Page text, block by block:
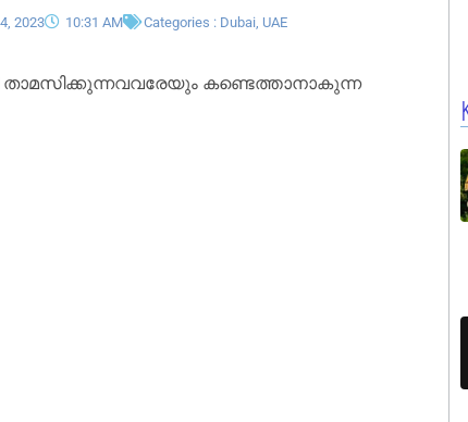
2023 10:31 AM Categories : Dubai UAE
കണ്ടെത്താനാകുന്ന